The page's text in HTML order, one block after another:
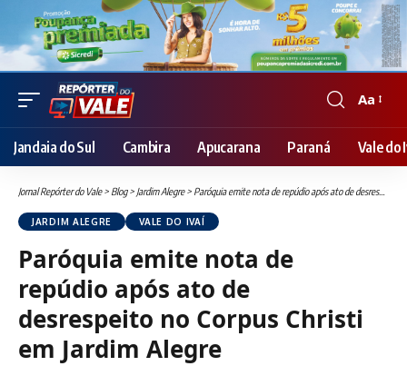
Font
Resizer
Aa
Jandaia do Sul Cambira Apucarana Paraná Vale do
Jornal Repórter do Vale> Blog> Jardim Alegre> Paróquia emite nota de repúdio após ato de desrespeito no Corpus Christi em Jardim Alegre
JARDIM ALEGRE VALE DO IVAÍ
Paróquia emite nota de
repúdio após ato de
desrespeito no Corpus Christi
em Jardim Alegre